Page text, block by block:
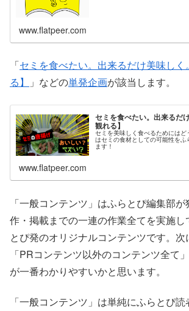
www.flatpeer.com
「セミを食べたい。出来るだけ美味し
る】
」などの単発企画が該当します。
セミを食べたい。出来るだ
観れる】
セミを美味しく食べるためには
はセミの食材としての可能性をふ
ます！
www.flatpeer.com
「一般コンテンツ」はふらとぴ編集部
作・掲載までの一連の作業全てを実施し
とぴ発のオリジナルコンテンツです。次
「PRコンテンツ以外のコンテンツ全て
が一番わかりやすいかと思います。
「一般コンテンツ」は単純にふらとぴ